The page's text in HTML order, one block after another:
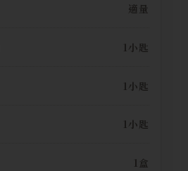
適量
1小匙
1小匙
1小匙
1盒